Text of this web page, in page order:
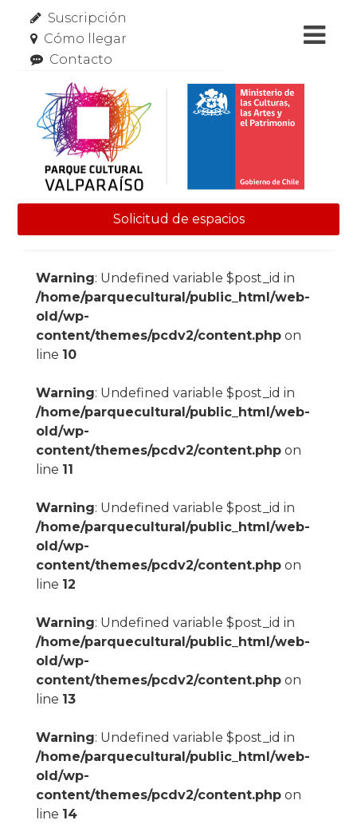
Suscripción
Cómo llegar
Contacto
Solicitud de espacios
Warning: Undefined variable $post_id in
/home/parquecultural/public_html/web-
old/wp-
content/themes/pcdv2/content.phpon
line 10
Warning: Undefined variable $post_id in
/home/parquecultural/public_html/web-
old/wp-
content/themes/pcdv2/content.phpon
line 11
Warning: Undefined variable $post_id in
/home/parquecultural/public_html/web-
old/wp-
content/themes/pcdv2/content.phpon
line 12
Warning: Undefined variable $post_id in
/home/parquecultural/public_html/web-
old/wp-
content/themes/pcdv2/content.phpon
line 13
Warning: Undefined variable $post_id in
/home/parquecultural/public_html/web-
old/wp-
content/themes/pcdv2/content.phpon
line 14